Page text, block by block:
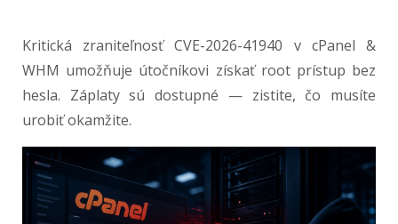
Kritická zraniteľnosť CVE-2026-41940 v cPanel &
WHM umožňuje útočníkovi získať root prístup bez
hesla. Záplaty sú dostupné — zistite, čo musíte
urobiť okamžite.